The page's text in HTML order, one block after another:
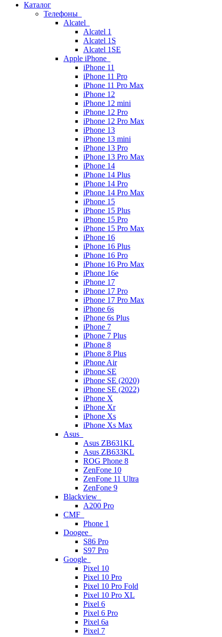
Каталог
Телефоны
Alcatel
Alcatel 1
Alcatel 1S
Alcatel 1SE
Apple iPhone
iPhone 11
iPhone 11 Pro
iPhone 11 Pro Max
iPhone 12
iPhone 12 mini
iPhone 12 Pro
iPhone 12 Pro Max
iPhone 13
iPhone 13 mini
iPhone 13 Pro
iPhone 13 Pro Max
iPhone 14
iPhone 14 Plus
iPhone 14 Pro
iPhone 14 Pro Max
iPhone 15
iPhone 15 Plus
iPhone 15 Pro
iPhone 15 Pro Max
iPhone 16
iPhone 16 Plus
iPhone 16 Pro
iPhone 16 Pro Max
iPhone 16e
iPhone 17
iPhone 17 Pro
iPhone 17 Pro Max
iPhone 6s
iPhone 6s Plus
iPhone 7
iPhone 7 Plus
iPhone 8
iPhone 8 Plus
iPhone Air
iPhone SE
iPhone SE (2020)
iPhone SE (2022)
iPhone X
iPhone Xr
iPhone Xs
iPhone Xs Max
Asus
Asus ZB631KL
Asus ZB633KL
ROG Phone 8
ZenFone 10
ZenFone 11 Ultra
ZenFone 9
Blackview
A200 Pro
CMF
Phone 1
Doogee
S86 Pro
S97 Pro
Google
Pixel 10
Pixel 10 Pro
Pixel 10 Pro Fold
Pixel 10 Pro XL
Pixel 6
Pixel 6 Pro
Pixel 6a
Pixel 7